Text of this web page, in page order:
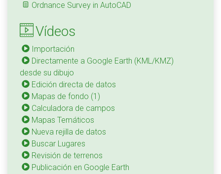
Ordnance Survey in AutoCAD
Vídeos
Importación
Directamente a Google Earth (KML/KMZ)
desde su dibujo
Edición directa de datos
Mapas de fondo (1)
Calculadora de campos
Mapas Temáticos
Nueva rejilla de datos
Buscar Lugares
Revisión de terrenos
Publicación en Google Earth